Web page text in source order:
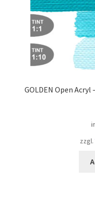
GOLDEN Open
zzgl.